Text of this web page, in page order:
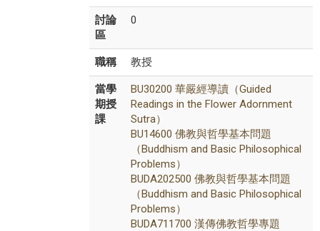
討論
區
0
職稱 教授
當學
期授
課
BU30200 華嚴經導讀（Guided
Readings in the Flower Adornment
Sutra）
BU14600 佛教與哲學基本問題
（Buddhism and Basic Philosophical
Problems）
BUDA202500 佛教與哲學基本問題
（Buddhism and Basic Philosophical
Problems）
BUDA711700 漢傳佛教哲學專題